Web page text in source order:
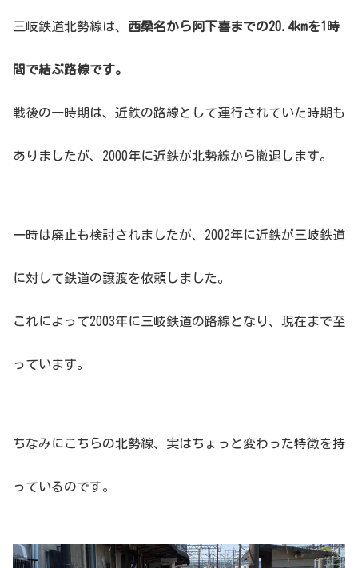
三岐鉄道北勢線は、 西桑名から阿下喜までの20.4kmを1時
間で結ぶ路線です。
戦後の一時期は、近鉄の路線として運行されていた時期も
ありましたが、2000年に近鉄が北勢線から撤退します。
一時は廃止も検討されましたが、2002年に近鉄が三岐鉄道
に対して鉄道の譲渡を依頼しました。
これによって2003年に三岐鉄道の路線となり、現在まで至
っています。
ちなみにこちらの北勢線、実はちょっと変わった特徴を持
っているのです。